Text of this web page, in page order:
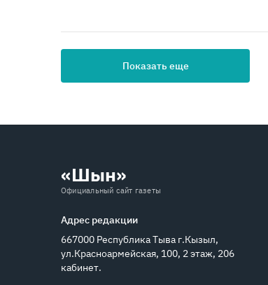
Показать еще
«Шын»
Официальный сайт газеты
Адрес редакции
667000 Республика Тыва г.Кызыл,
ул.Красноармейская, 100, 2 этаж, 206
кабинет.